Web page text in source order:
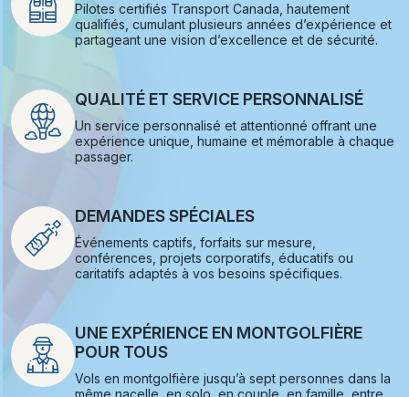
Pilotes certifiés Transport Canada, hautement
qualifiés, cumulant plusieurs années d’expérience et
partageant une vision d’excellence et de sécurité.
QUALITÉ ET SERVICE PERSONNALISÉ
Un service personnalisé et attentionné offrant une
expérience unique, humaine et mémorable à chaque
passager.
DEMANDES SPÉCIALES
Événements captifs, forfaits sur mesure,
conférences, projets corporatifs, éducatifs ou
caritatifs adaptés à vos besoins spécifiques.
UNE EXPÉRIENCE EN MONTGOLFIÈRE
POUR TOUS
Vols en montgolfière jusqu’à sept personnes dans la
même nacelle, en solo, en couple, en famille, entre